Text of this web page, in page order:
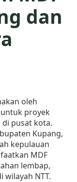
dan
oleh
proyek
pusat kota.
Kupang,
kepulauan
MDF
lembap,
NTT.